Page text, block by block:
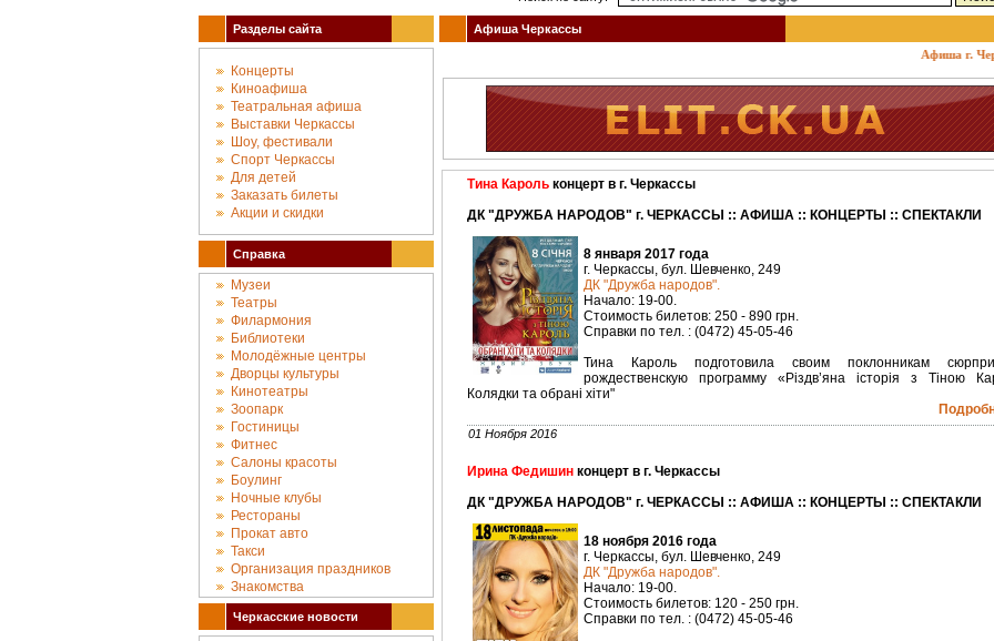
Разделы сайта
Концерты
Киноафиша
Театральная афиша
Выставки Черкассы
Шоу, фестивали
Спорт Черкассы
Для детей
Заказать билеты
Акции и скидки
Справка
Музеи
Театры
Филармония
Библиотеки
Молодёжные центры
Дворцы культуры
Кинотеатры
Зоопарк
Гостиницы
Фитнес
Салоны красоты
Боулинг
Ночные клубы
Рестораны
Прокат авто
Такси
Организация праздников
Знакомства
Черкасские новости
Афиша Черкассы
Афиша г.
Тина Кароль концерт в г. Черкассы
ДК "ДРУЖБА НАРОДОВ" г. ЧЕРКАССЫ :: АФИША :: КОНЦЕРТЫ :: СПЕКТАКЛИ
8 января 2017 года
г. Черкассы, бул. Шевченко, 249
ДК "Дружба народов".
Начало: 19-00.
Стоимость билетов: 250 - 890 грн.
Справки по тел. : (0472) 45-05-46
Тина Кароль подготовила своим поклонникам
рождественскую программу «Рiздв’яна iсторiя з Тiною
Колядки та обрані хіти"
01 Ноября 2016
Ирина Федишин концерт в г. Черкассы
ДК "ДРУЖБА НАРОДОВ" г. ЧЕРКАССЫ :: АФИША :: КОНЦЕРТЫ :: СПЕКТАКЛИ
18 ноября 2016 года
г. Черкассы, бул. Шевченко, 249
ДК "Дружба народов".
Начало: 19-00.
Стоимость билетов: 120 - 250 грн.
Справки по тел. : (0472) 45-05-46